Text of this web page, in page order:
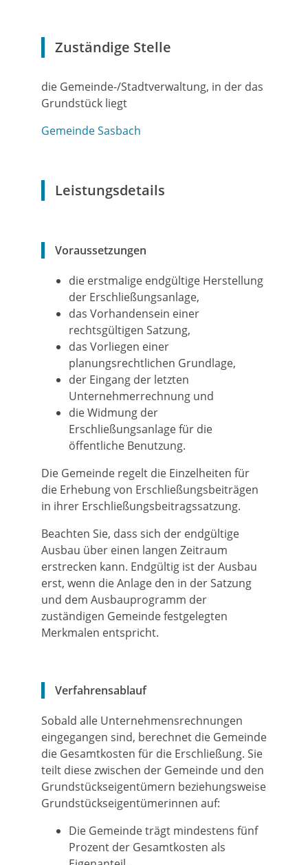
Zuständige Stelle
die Gemeinde-/Stadtverwaltung, in der das
Grundstück liegt
Gemeinde Sasbach
Leistungsdetails
Voraussetzungen
die erstmalige endgültige Herstellung
der Erschließungsanlage,
das Vorhandensein einer
rechtsgültigen Satzung,
das Vorliegen einer
planungsrechtlichen Grundlage,
der Eingang der letzten
Unternehmerrechnung und
die Widmung der
Erschließungsanlage für die
öffentliche Benutzung.
Die Gemeinde regelt die Einzelheiten für
die Erhebung von Erschließungsbeiträgen
in ihrer Erschließungsbeitragssatzung.
Beachten Sie, dass sich der endgültige
Ausbau über einen langen Zeitraum
erstrecken kann. Endgültig ist der Ausbau
erst, wenn die Anlage den in der Satzung
und dem Ausbauprogramm der
zuständigen Gemeinde festgelegten
Merkmalen entspricht.
Verfahrensablauf
Sobald alle Unternehmensrechnungen
eingegangen sind, berechnet die Gemeinde
die Gesamtkosten für die Erschließung. Sie
teilt diese zwischen der Gemeinde und den
Grundstückseigentümern beziehungsweise
Grundstückseigentümerinnen auf:
Die Gemeinde trägt mindestens fünf
Prozent der Gesamtkosten als